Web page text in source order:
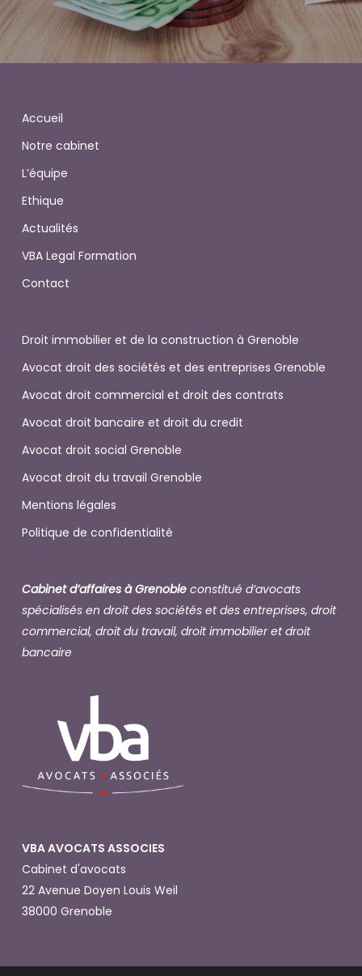
Accueil
Notre cabinet
L’équipe
Ethique
Actualités
VBA Legal Formation
Contact
Droit immobilier et de la construction à Grenoble
Avocat droit des sociétés et des entreprises Grenoble
Avocat droit commercial et droit des contrats
Avocat droit bancaire et droit du credit
Avocat droit social Grenoble
Avocat droit du travail Grenoble
Mentions légales
Politique de confidentialité
Cabinet d’affaires à Grenobleconstitué d’avocats
spécialisés en droit des sociétés et des entreprises, droit
commercial, droit du travail, droit immobilier et droit
bancaire
VBA AVOCATS ASSOCIES
Cabinet d'avocats
22 Avenue Doyen Louis Weil
38000 Grenoble